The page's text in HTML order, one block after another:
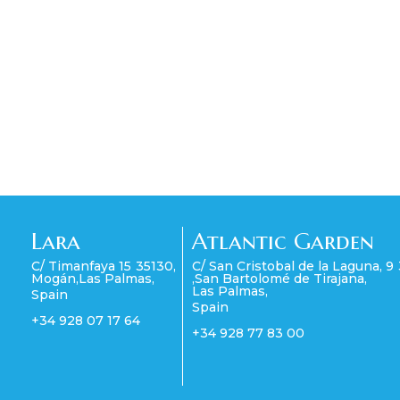
Lara
C/ Timanfaya 15 35130,
Mogán,Las Palmas,
Spain
+34 928 07 17 64
Atlantic Garden
C/ San Cristobal de la Laguna, 9
,San Bartolomé de Tirajana,
Las Palmas,
Spain
+34 928 77 83 00